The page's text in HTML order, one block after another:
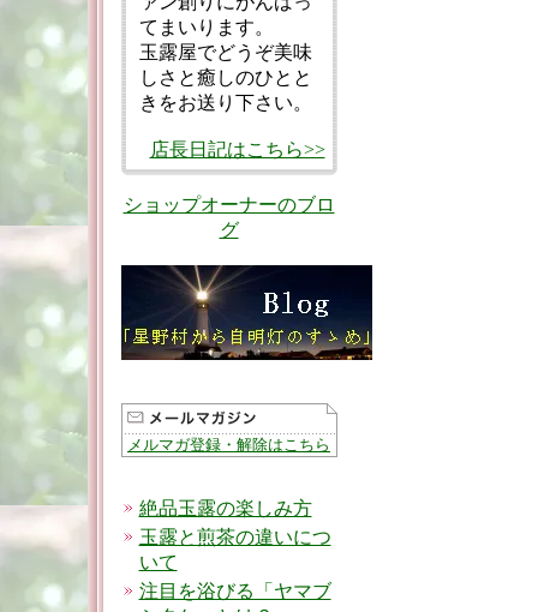
てまいります。
玉露屋でどうぞ美味
しさと癒しのひとと
きをお送り下さい。
店長日記はこちら>>
ショップオーナーのブロ
グ
メルマガ登録・解除はこちら
絶品玉露の楽しみ方
玉露と煎茶の違いにつ
いて
注目を浴びる「ヤマブ